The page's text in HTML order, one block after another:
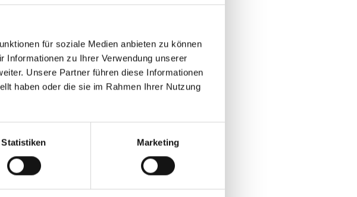
für soziale Medien anbieten zu können
Informationen zu Ihrer Verwendung unserer
Unsere Partner führen diese Informationen
haben oder die sie im Rahmen Ihrer Nutzung
Statistiken Marketing
%
+3,11 %
+3,30 %